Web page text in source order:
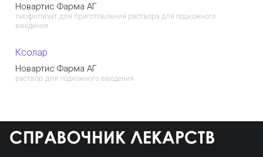
Новартис Фарма АГ
лиофилизат для приготовления раствора для подкожного
введения
Ксолар
Новартис Фарма АГ
раствор для подкожного введения